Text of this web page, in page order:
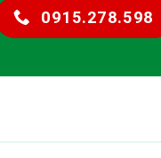
0915.278.598